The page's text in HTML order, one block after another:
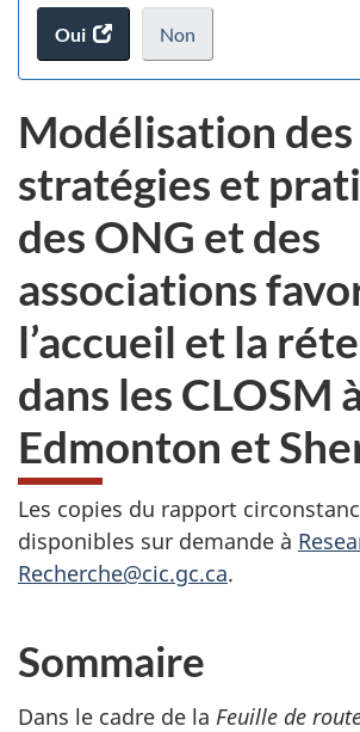
Oui
accéder
au
Non
je
veux
pas
participer
au
sondage
du
site
web,
.
Modélisation des
stratégies et
des ONG et des
associations
l’accueil et la
dans les CLOSM
Edmonton et
Les copies du rapport
disponibles sur demande à
Recherche@cic.gc.ca.
Sommaire
Dans le cadre de la Feuille de